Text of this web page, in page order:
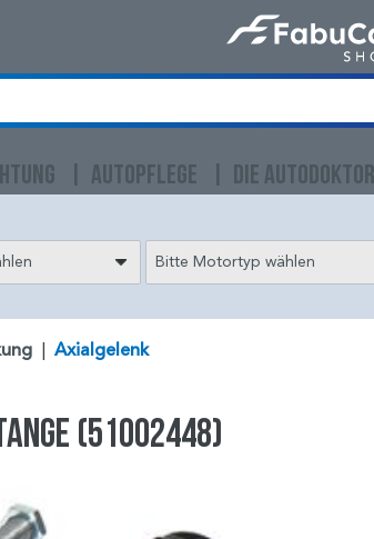
AUTOPFLEGE DIE
Bitte Motortyp wählen
Axialgelenk
(51002448)